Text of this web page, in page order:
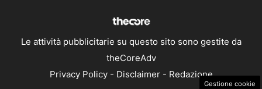
Le attività pubblicitarie su questo sito sono gestite da
theCoreAdv
Privacy Policy- Disclaimer- Redazione
Gestione cookie